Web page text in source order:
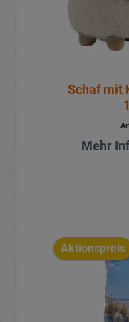
Schaf mit
Mehr
Aktionspreis